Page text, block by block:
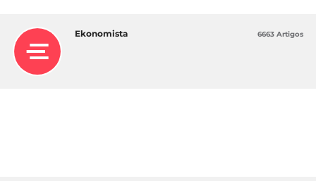
Ekonomista 6663 Artigos